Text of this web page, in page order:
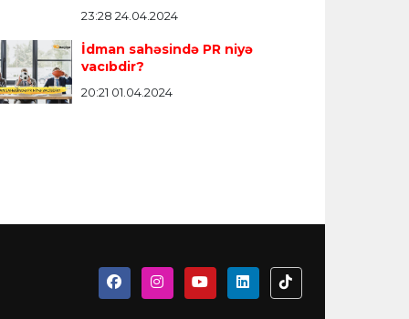
23:28 24.04.2024
İdman sahəsində PR niyə
vacıbdir?
20:21 01.04.2024